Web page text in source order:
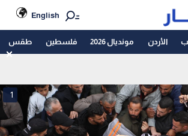
English
الأردن مونديال 2026 فلسطين طقس
1